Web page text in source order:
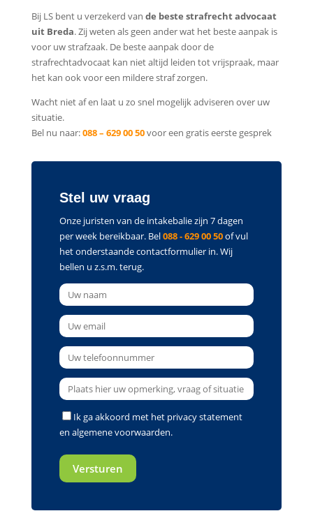
Bij LS bent u verzekerd van de beste strafrecht advocaat
uit Breda. Zij weten als geen ander wat het beste aanpak is
voor uw strafzaak. De beste aanpak door de
strafrechtadvocaat kan niet altijd leiden tot vrijspraak, maar
het kan ook voor een mildere straf zorgen.
Wacht niet af en laat u zo snel mogelijk adviseren over uw
situatie.
Bel nu naar:088 – 629 00 50voor een gratis eerste gesprek
Stel uw vraag
Onze juristen van de intakebalie zijn 7 dagen
per week bereikbaar. Bel088 - 629 00 50of vul
het onderstaande contactformulier in. Wij
bellen u z.s.m. terug.
Ik ga akkoord met het privacy statement
en algemene voorwaarden.